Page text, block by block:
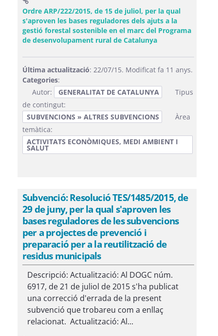
Ordre ARP/222/2015, de 15 de juliol, per la qual
s'aproven les bases reguladores dels ajuts a la
gestió forestal sostenible en el marc del Programa
de desenvolupament rural de Catalunya(Obre una
Última actualització: 22/07/15. Modificat fa 11 anys.
Categories:
Autor:
GENERALITAT DE CATALUNYA
Tipus
de contingut:
SUBVENCIONS » ALTRES SUBVENCIONS
Àrea
temàtica:
ACTIVITATS ECONÒMIQUES, MEDI AMBIENT I
SALUT
Subvenció: Resolució TES/1485/2015, de
29 de juny, per la qual s'aproven les
bases reguladores de les subvencions
per a projectes de prevenció i
preparació per a la reutilització de
residus municipals
Descripció: Actualització: Al DOGC núm.
6917, de 21 de juliol de 2015 s'ha publicat
una correcció d'errada de la present
subvenció que trobareu com a enllaç
relacionat. Actualització: Al...